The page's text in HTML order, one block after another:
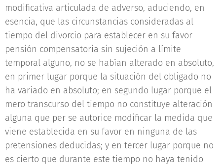
modificativa articulada de adverso, aduciendo, en
esencia, que las circunstancias consideradas al
tiempo del divorcio para establecer en su favor
pensión compensatoria sin sujeción a límite
temporal alguno, no se habían alterado en absoluto,
en primer lugar porque la situación del obligado no
ha variado en absoluto; en segundo lugar porque el
mero transcurso del tiempo no constituye alteración
alguna que per se autorice modificar la medida que
viene establecida en su favor en ninguna de las
pretensiones deducidas; y en tercer lugar porque no
es cierto que durante este tiempo no haya tenido